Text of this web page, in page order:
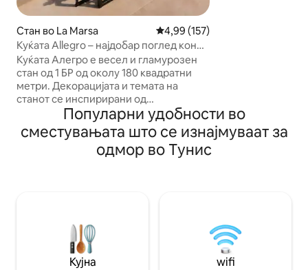
Стан во La Marsa Просечна оцена: 4,99 од 5,
4,99 (157)
Куќата Allegro – најдобар поглед кон
морето – Wi-Fi од 50 Mbps
Куќата Алегро е весел и гламурозен
стан од 1 БР од околу 180 квадратни
метри. Декорацијата и темата на
станот се инспирирани од
елегантниот свет на балетот. Се
одржува според високи стандарди
распоредени во огромен салон,
канцеларија, спална соба, бања,
соседства во Тунис на 5 минути
возење од Ла Марса и 10 минути од
Сиди Бусаид.
Популарни удобности во
сместувањата што се изнајмуваат за
одмор во Тунис
Кујна wifi